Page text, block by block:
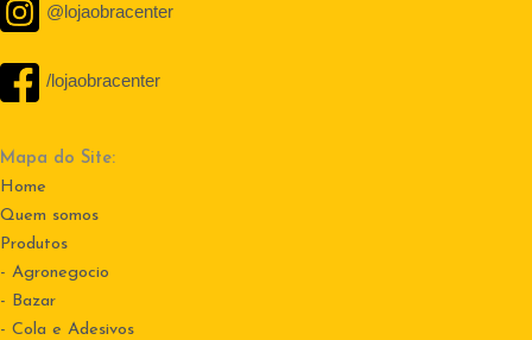
@lojaobracenter
/lojaobracenter
Mapa do Site:
Home
Quem somos
Produtos
- Agronegocio
- Bazar
- Cola e Adesivos